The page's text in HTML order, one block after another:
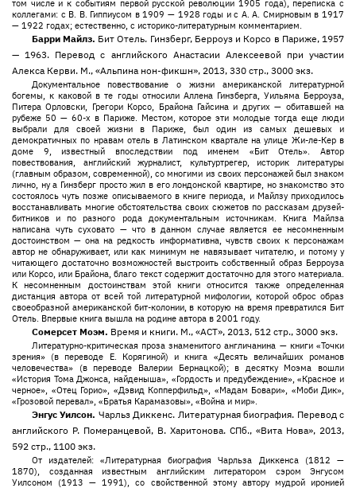
том числе и к событиям первой русской революции 1905 года), переписка с
коллегами: с В. В. Гиппиусом в 1909 — 1928 годы и с А. А. Смирновым в 1917
— 1922 годах; естественно, с историко-литературным комментарием.
Барри Майлз. Бит Отель. Гинзберг, Берроуз и Корсо в Париже, 1957
— 1963. Перевод с английского Анастасии Алексеевой при участии
Алекса Керви. М., «Альпина нон-фикшн», 2013, 330 стр., 3000 экз.
Документальное повествование о жизни американской литературной
богемы, к каковой в те годы относили Аллена Гинзберга, Уильяма Берроуза,
Питера Орловски, Грегори Корсо, Брайона Гайсина и других — обитавшей на
рубеже 50 — 60-х в Париже. Местом, которое эти молодые тогда еще люди
выбрали для своей жизни в Париже, был один из самых дешевых и
демократичных по нравам отель в Латинском квартале на улице Жи-ле-Кер в
доме 9, известный впоследствии под именем «Бит Отель». Автор
повествования, английский журналист, культуртрегер, историк литературы
(главным образом, современной), со многими из своих персонажей был знаком
лично, ну а Гинзберг просто жил в его лондонской квартире, но знакомство это
состоялось чуть позже описываемого в книге периода, и Майлзу приходилось
восстанавливать многие обстоятельства своих сюжетов по рассказам друзей-
битников и по разного рода документальным источникам. Книга Майлза
написана чуть суховато — что в данном случае является ее несомненным
достоинством — она на редкость информативна, чувств своих к персонажам
автор не обнаруживает, или как минимум не навязывает читателю, и потому у
читающего достаточно возможностей выстроить собственный образ Берроуза
или Корсо, или Брайона, благо текст содержит достаточно для этого материала.
К несомненным достоинствам этой книги относится также определенная
дистанция автора от всей той литературной мифологии, которой оброс образ
своеобразной американской бит-колонии, в которую на время превратился Бит
Отель. Впервые книга вышла на родине автора в 2001 году.
Сомерсет Моэм. Время и книги. М., «АСТ», 2013, 512 стр., 3000 экз.
Литературно-критическая проза знаменитого англичанина — книги «Точки
зрения» (в переводе Е. Корягиной) и книга «Десять величайших романов
человечества» (в переводе Валерии Бернацкой); в десятку Моэма вошли
«История Тома Джонса, найденыша», «Гордость и предубеждение», «Красное и
черное», «Отец Горио», «Дэвид Копперфильд», «Мадам Бовари», «Моби Дик»,
«Грозовой перевал», «Братья Карамазовы», «Война и мир».
Энгус Уилсон. Чарльз Диккенс. Литературная биография. Перевод с
английского Р. Померанцевой, В. Харитонова. СПб., «Вита Нова», 2013,
592 стр., 1100 экз.
От издателей: «Литературная биография Чарльза Диккенса (1812 —
1870), созданная известным английским литератором сэром Энгусом
Уилсоном (1913 — 1991), со свойственной этому автору мудрой иронией